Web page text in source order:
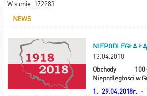
W sumie: 172283
NEWS
NIEPODLEGŁA
13.04.2018
Obchody
Niepodległości w
1. 29.04.2018r. -